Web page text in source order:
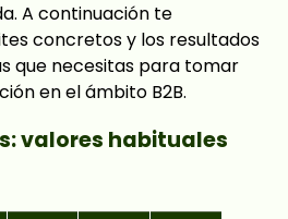
A continuación te
concretos y los resultados
que necesitas para tomar
en el ámbito B2B.
valores habituales